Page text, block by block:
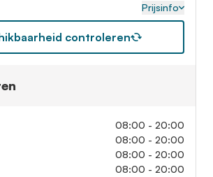
Prijsinfo
controleren
08:00 - 20:00
08:00 - 20:00
08:00 - 20:00
08:00 - 20:00